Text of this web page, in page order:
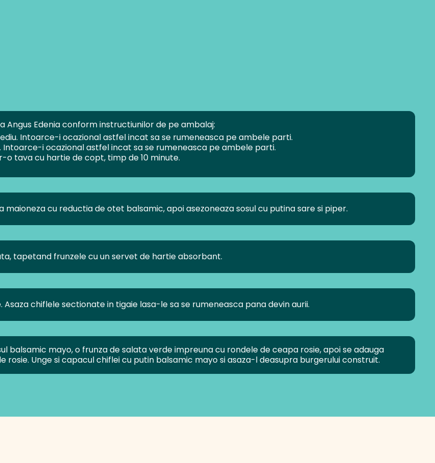
Edenia conform instructiunilor de pe ambalaj:
Intoarce-i ocazional astfel incat sa se rumeneasca pe ambele parti.
i ocazional astfel incat sa se rumeneasca pe ambele parti.
o tava cu hartie de copt, timp de 10 minute.
cu reductia de otet balsamic, apoi asezoneaza sosul cu putina sare si piper.
tapetand frunzele cu un servet de hartie absorbant.
chiflele sectionate in tigaie lasa-le sa se rumeneasca pana devin aurii.
balsamic mayo, o frunza de salata verde impreuna cu rondele de ceapa rosie, apoi se adauga
rosie. Unge si capacul chiflei cu putin balsamic mayo si asaza-l deasupra burgerului construit.